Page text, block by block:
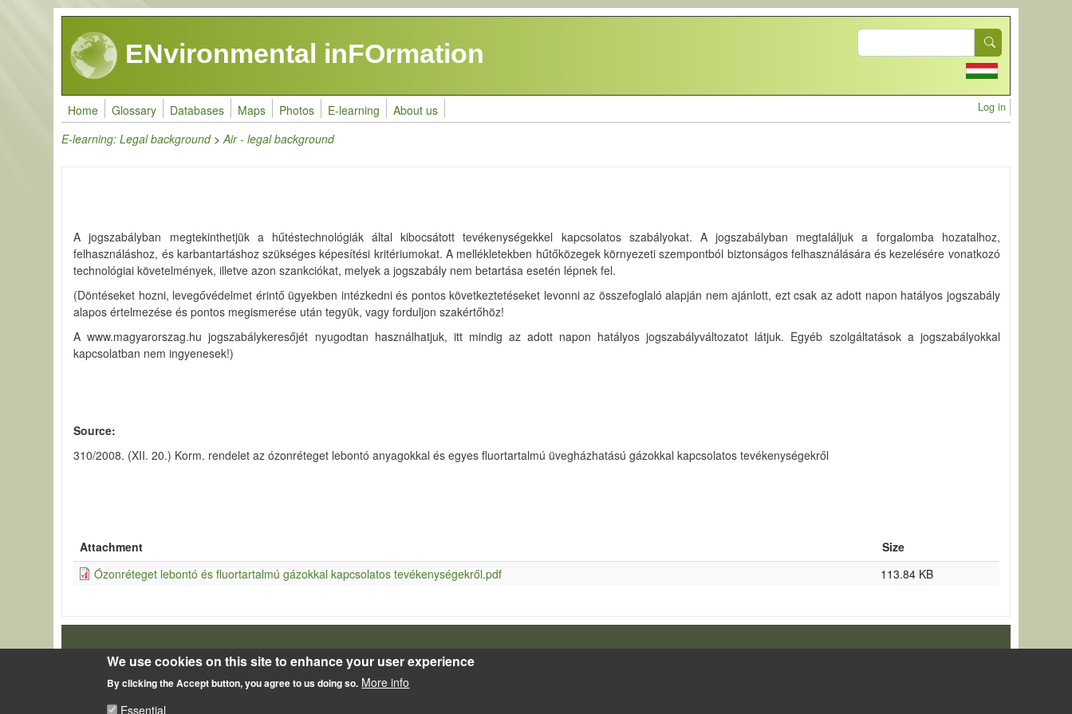
Skip to main content
ENvironmental inFOrmation
Search
Home Glossary Databases Maps Photos E-learning About us User
Log in
E-learning: Legal background>Air - legal background
A jogszabályban megtekinthetjük a hűtéstechnológiák által kibocsátott tevékenységekkel kapcsolatos szabályokat. A jogszabályban megtaláljuk a forgalomba hozatalhoz,
felhasználáshoz, és karbantartáshoz szükséges képesítési kritériumokat. A mellékletekben hűtőközegek környezeti szempontból biztonságos felhasználására és kezelésére vonatkozó
technológiai követelmények, illetve azon szankciókat, melyek a jogszabály nem betartása esetén lépnek fel.
(Döntéseket hozni, levegővédelmet érintő ügyekben intézkedni és pontos következtetéseket levonni az összefoglaló alapján nem ajánlott, ezt csak az adott napon hatályos jogszabály
alapos értelmezése és pontos megismerése után tegyük, vagy forduljon szakértőhöz!
A www.magyarorszag.hu jogszabálykeresőjét nyugodtan használhatjuk, itt mindig az adott napon hatályos jogszabályváltozatot látjuk. Egyéb szolgáltatások a jogszabályokkal
kapcsolatban nem ingyenesek!)
Source
310/2008. (XII. 20.) Korm. rendelet az ózonréteget lebontó anyagokkal és egyes fluortartalmú üvegházhatású gázokkal kapcsolatos tevékenységekről
Attachment
Size
Ózonréteget lebontó és fluortartalmú gázokkal kapcsolatos tevékenységekről.pdf
113.84 KB
LÁBLÉC
ImpressumWe use cookies on this site to enhance your user experience
By clicking the Accept button, you agree to us doing so. More info
Essential